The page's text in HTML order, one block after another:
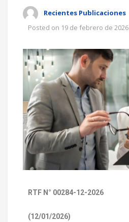
Recientes Publicaciones
Posted on 19 de febrero de 2026
RTF N° 00284-12-2026
(12/01/2026)